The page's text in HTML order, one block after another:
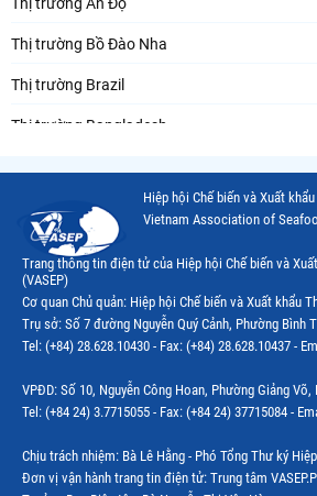
Thị trường Ấn Độ
Thị trường Bồ Đào Nha
Thị trường Brazil
Thị trường Bangladesh
Thị trường Canada
Thị trường Ecuador
Thị trường EU
Thị trường Indonesia
Thị trường Mỹ
Thị trường Nga
Thị trường Hàn Quốc
Hiệp hội Chế biến và Xuất
Vietnam Association of
Trang thông tin điện tử của Hiệp hội Chế biến và
(VASEP)
Cơ quan Chủ quản: Hiệp hội Chế biến và Xuất khẩu
Trụ sở: Số 7 đường Nguyễn Quý Cảnh, Phường Bình
Tel: (+84) 28.628.10430 - Fax: (+84) 28.628.10437 -
VPĐD: Số 10, Nguyễn Công Hoan, Phường Giảng Võ,
Tel: (+84 24) 3.7715055 - Fax: (+84 24) 37715084 -
Chịu trách nhiệm: Bà Lê Hằng - Phó Tổng Thư ký
Đơn vị vận hành trang tin điện tử: Trung tâm